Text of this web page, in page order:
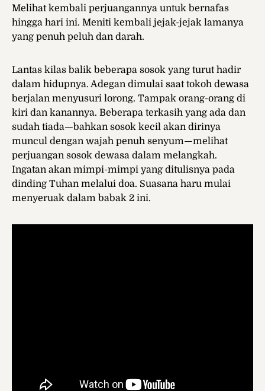
Melihat kembali perjuangannya untuk bernafas
hingga hari ini. Meniti kembali jejak-jejak lamanya
yang penuh peluh dan darah.
Lantas kilas balik beberapa sosok yang turut hadir
dalam hidupnya. Adegan dimulai saat tokoh dewasa
berjalan menyusuri lorong. Tampak orang-orang di
kiri dan kanannya. Beberapa terkasih yang ada dan
sudah tiada—bahkan sosok kecil akan dirinya
muncul dengan wajah penuh senyum—melihat
perjuangan sosok dewasa dalam melangkah.
Ingatan akan mimpi-mimpi yang ditulisnya pada
dinding Tuhan melalui doa. Suasana haru mulai
menyeruak dalam babak 2 ini.